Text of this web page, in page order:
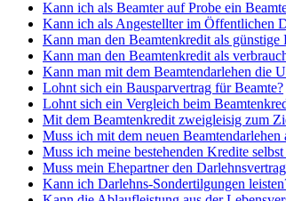
Kann ich als Beamter auf Probe ein
Kann ich als Angestellter im Öffentlichen
Kann man den Beamtenkredit als günstige
Kann man den Beamtenkredit als
Kann man mit dem Beamtendarlehen die
Lohnt sich ein Bausparvertrag für Beamte?
Lohnt sich ein Vergleich beim
Mit dem Beamtenkredit zweigleisig zum
Muss ich mit dem neuen
Muss ich meine bestehenden Kredite selbst
Muss mein Ehepartner den
Kann ich Darlehns-Sondertilgungen